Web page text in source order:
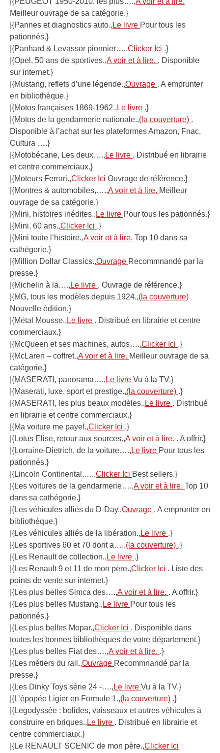
Meilleur ouvrage de sa catégorie.}
|{Pannes et diagnostics auto., Le livre Pour tous les
pationnés.}
|{Panhard & Levassor pionnier….,Clicker Ici .}
|{Opel, 50 ans de sportives.,A voir et à lire. . Disponible
sur internet.}
|{Mustang, reflets d’une légende.,Ouvrage . A emprunter
en bibliothèque.}
|{Motos françaises 1869-1962., Le livre .}
|{Motos de la gendarmerie nationale.,(la couverture) .
Disponible à l’achat sur les plateformes Amazon, Fnac,
Cultura ….}
|{Motobécane, Les deux…., Le livre . Distribué en librairie
et centre commerciaux.}
|{Moteurs Ferrari.,Clicker Ici Ouvrage de référence.}
|{Montres & automobiles,….,A voir et à lire. Meilleur
ouvrage de sa catégorie.}
|{Mini, histoires inédites., Le livre Pour tous les pationnés.}
|{Mini, 60 ans.,Clicker Ici .}
|{Mini toute l’histoire.,A voir et à lire. Top 10 dans sa
cathégorie.}
|{Million Dollar Classics.,Ouvrage Recommnandé par la
presse.}
|{Michelin à la…., Le livre . Ouvrage de référence.}
|{MG, tous les modèles depuis 1924.,(la couverture)
Nouvelle édition.}
|{Métal Mousse., Le livre . Distribué en librairie et centre
commerciaux.}
|{McQueen et ses machines, autos….,Clicker Ici .}
|{McLaren – coffret.,A voir et à lire. Meilleur ouvrage de sa
catégorie.}
|{MASERATI, panorama…., Le livre Vu à la TV.}
|{Maserati, luxe, sport et prestige.,(la couverture) .}
|{MASERATI, les plus beaux modèles., Le livre . Distribué
en librairie et centre commerciaux.}
|{Ma voiture me paye!.,Clicker Ici .}
|{Lotus Elise, retour aux sources.,A voir et à lire. . A offrir.}
|{Lorraine-Dietrich, de la voiture…., Le livre Pour tous les
pationnés.}
|{Lincoln Continental,….,Clicker Ici Best sellers.}
|{Les voitures de la gendarmerie….,A voir et à lire. Top 10
dans sa cathégorie.}
|{Les véhicules alliés du D-Day.,Ouvrage . A emprunter en
bibliothèque.}
|{Les véhicules alliés de la libération., Le livre .}
|{Les sportives 60 et 70 dont a….,(la couverture) .}
|{Les Renault de collection., Le livre .}
|{Les Renault 9 et 11 de mon père.,Clicker Ici . Liste des
points de vente sur internet.}
|{Les plus belles Simca des….,A voir et à lire. . A offrir.}
|{Les plus belles Mustang., Le livre Pour tous les
pationnés.}
|{Les plus belles Mopar.,Clicker Ici . Disponible dans
toutes les bonnes bibliothèques de votre département.}
|{Les plus belles Fiat des….,A voir et à lire. .}
|{Les métiers du rail.,Ouvrage Recommnandé par la
presse.}
|{Les Dinky Toys série 24 -…., Le livre Vu à la TV.}
|{L’épopée Ligier en Formule 1.,(la couverture) .}
|{Legodyssée ; bolides, vaisseaux et autres véhicules à
construire en briques., Le livre . Distribué en librairie et
centre commerciaux.}
|{Le RENAULT SCENIC de mon père.,Clicker Ici